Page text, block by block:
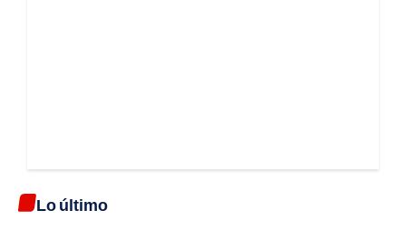
Lo último